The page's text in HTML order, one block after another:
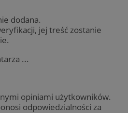
dodana.
jej treść zostanie
...
opiniami użytkowników.
odpowiedzialności za